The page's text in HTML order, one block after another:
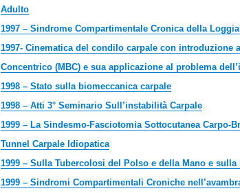
Adulto
1997 – Sindrome Compartimentale Cronica della
1997- Cinematica del condilo carpale con introduzione
Concentrico (MBC) e sua applicazione al problema
1998 – Stato sulla biomeccanica carpale
1998 – Atti 3° Seminario Sull’instabilità Carpale
1999 – La Sindesmo-Fasciotomia Sottocutanea Carpo-
Tunnel Carpale Idiopatica
1999 – Sulla Tubercolosi del Polso e della Mano e
1999 – Sindromi Compartimentali Croniche